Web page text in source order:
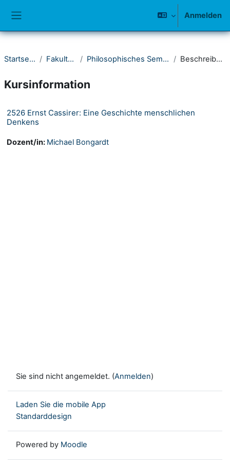
Anmelden
Startseite Fakultät I Philosophisches Seminar Beschreibung
Kursinformation
2526 Ernst Cassirer: Eine Geschichte menschlichen
Denkens
Dozent/in: Michael Bongardt
Sie sind nicht angemeldet. (Anmelden)
Laden Sie die mobile App
Standarddesign
Powered by Moodle